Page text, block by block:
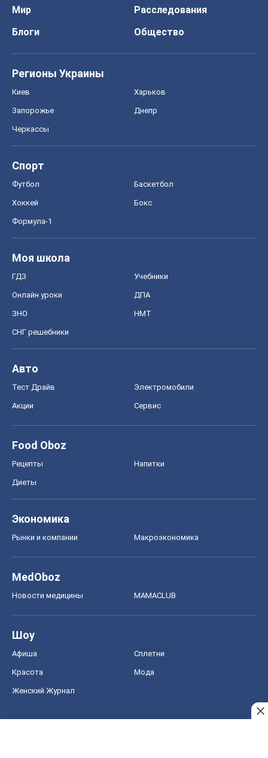
Мир
Расследования
Блоги
Общество
Регионы Украины
Киев Харьков
Запорожье Днепр
Черкассы
Спорт
Футбол Баскетбол
Хоккей Бокс
Формула-1
Моя школа
ГДЗ Учебники
Онлайн уроки ДПА
ЗНО НМТ
СНГ решебники
Авто
Тест Драйв Электромобили
Акции Сервис
Food Oboz
Рецепты Напитки
Диеты
Экономика
Рынки и компании Mакроэкономика
MedOboz
Новости медицины MAMACLUB
Шоу
Афиша Сплетни
Красота Мода
Женский Журнал